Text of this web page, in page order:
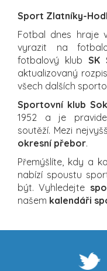
Sport Zlatníky-
Fotbal dnes hraje
vyrazit na
fotbalový klub SK
aktualizovaný
všech dalších
Sportovní klub
1952 a je
soutěží. Mezi
okresní přebor.
Přemýšlíte, kdy a
nabízí spoustu
být. Vyhledejte
našem kalendáři